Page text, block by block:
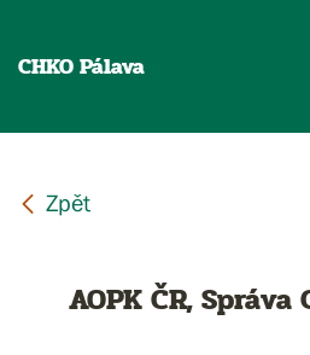
CHKO Pálava
AOPK ČR, Správa